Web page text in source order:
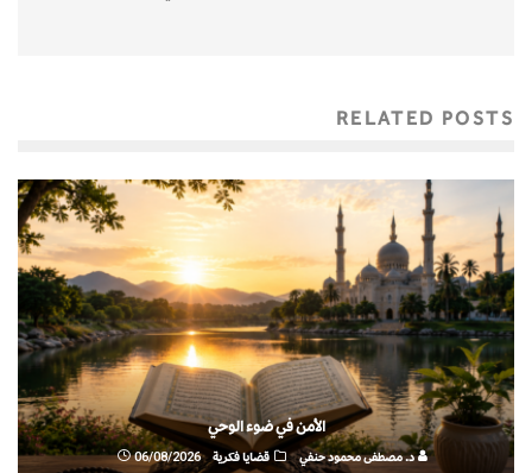
RELATED POSTS
الأمن في ضوء الوحي
د. مصطفى محمود حنفي قضايا فكرية 06/08/2026